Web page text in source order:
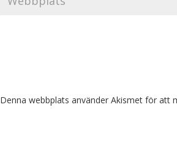
Denna webbplats använder Akismet för att